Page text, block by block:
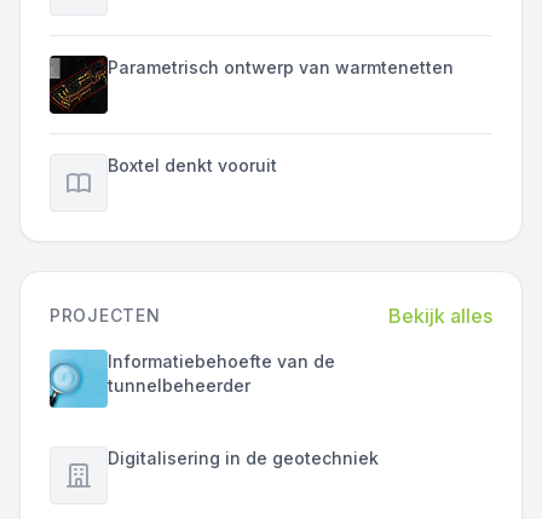
Parametrisch ontwerp van warmtenetten
Boxtel denkt vooruit
PROJECTEN Bekijk alles
Informatiebehoefte van de
tunnelbeheerder
Digitalisering in de geotechniek